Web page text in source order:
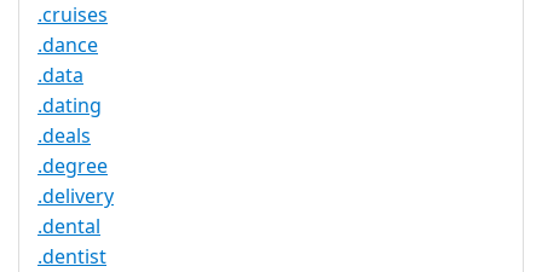
.cruises
.dance
.data
.dating
.deals
.degree
.delivery
.dental
.dentist